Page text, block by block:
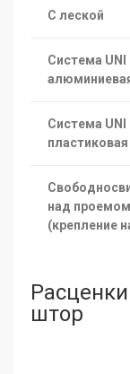
С леской
Система UNI
Система UNI
пластиковая
над проемом
(крепление
штор